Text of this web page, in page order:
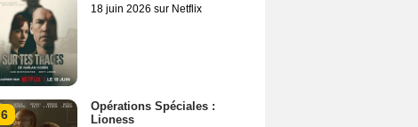
18 juin 2026 sur Netflix
6
Opérations Spéciales :
Lioness